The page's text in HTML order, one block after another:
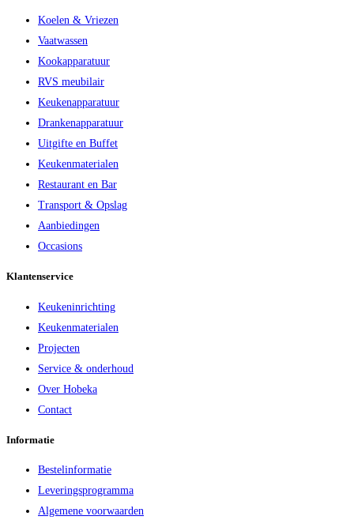
Koelen & Vriezen
Vaatwassen
Kookapparatuur
RVS meubilair
Keukenapparatuur
Drankenapparatuur
Uitgifte en Buffet
Keukenmaterialen
Restaurant en Bar
Transport & Opslag
Aanbiedingen
Occasions
Klantenservice
Keukeninrichting
Keukenmaterialen
Projecten
Service & onderhoud
Over Hobeka
Contact
Informatie
Bestelinformatie
Leveringsprogramma
Algemene voorwaarden